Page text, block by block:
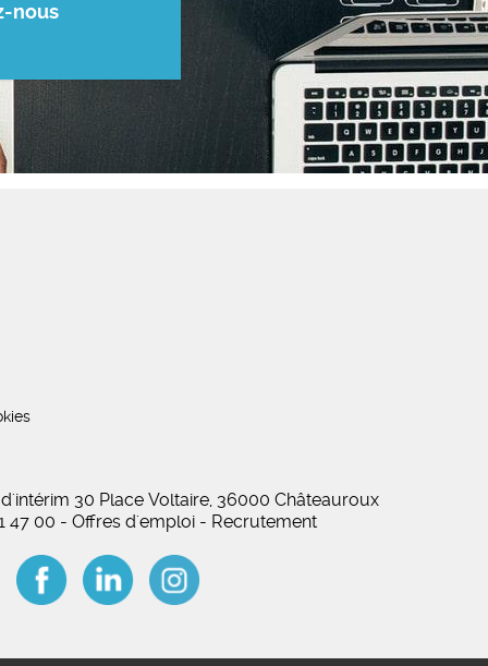
nous
30 Place Voltaire, 36000 Châteauroux
47 00 - Offres d'emploi - Recrutement